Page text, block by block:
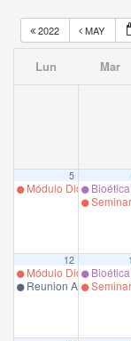
2022 MAY
Lun Mar
5
Módulo Didáctica en
Bioética
12
Módulo Didáctica en
Reunion
Bioética